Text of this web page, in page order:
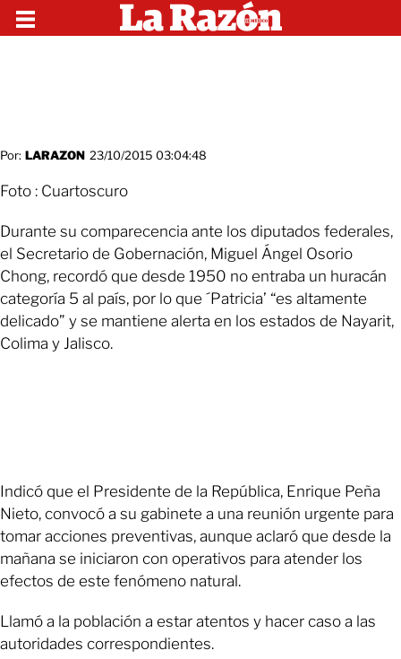
Por: LARAZON 23/10/2015 03:04:48
Foto : Cuartoscuro
Durante su comparecencia ante los diputados federales,
el Secretario de Gobernación, Miguel Ángel Osorio
Chong, recordó que desde 1950 no entraba un huracán
categoría 5 al país, por lo que ´Patricia’ “es altamente
delicado” y se mantiene alerta en los estados de Nayarit,
Colima y Jalisco.
Indicó que el Presidente de la República, Enrique Peña
Nieto, convocó a su gabinete a una reunión urgente para
tomar acciones preventivas, aunque aclaró que desde la
mañana se iniciaron con operativos para atender los
efectos de este fenómeno natural.
Llamó a la población a estar atentos y hacer caso a las
autoridades correspondientes.